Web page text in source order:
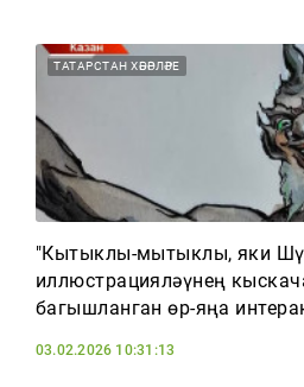
ТАТАРСТАН ХӘБӘРЛӘРЕ
"Кытыклы-мытыклы, яки
иллюстрацияләүнең
багышланган өр-яңа
03.02.2026 10:31:13